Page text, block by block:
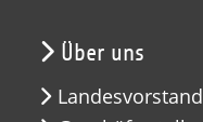
Über uns
Landesvorstand